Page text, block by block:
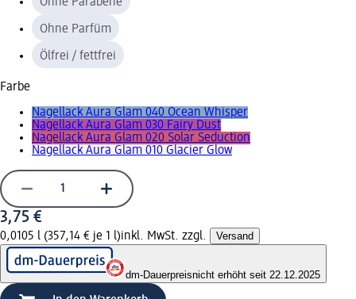
Ohne Parfüm
Ölfrei / fettfrei
Farbe
Nagellack Aura Glam 040 Ocean Whisper
Nagellack Aura Glam 030 Fairy Dust
Nagellack Aura Glam 020 Solar Seduction
Nagellack Aura Glam 010 Glacier Glow
3,75 €
0,0105 l (357,14 € je 1 l)inkl. MwSt. zzgl. Versand
dm-Dauerpreisnicht erhöht seit 22.12.2025